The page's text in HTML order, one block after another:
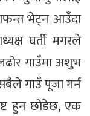
भेट्न आउँदा
घर्ती मगरले
गाउँमा अशुभ
गाउँ पूजा गर्न
हुन छोडेछ, एक